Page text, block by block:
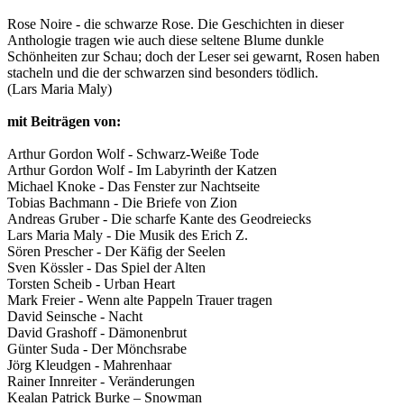
Rose Noire - die schwarze Rose. Die Geschichten in dieser
Anthologie tragen wie auch diese seltene Blume dunkle
Schönheiten zur Schau; doch der Leser sei gewarnt, Rosen haben
stacheln und die der schwarzen sind besonders tödlich.
(Lars Maria Maly)
mit Beiträgen von:
Arthur Gordon Wolf - Schwarz-Weiße Tode
Arthur Gordon Wolf - Im Labyrinth der Katzen
Michael Knoke - Das Fenster zur Nachtseite
Tobias Bachmann - Die Briefe von Zion
Andreas Gruber - Die scharfe Kante des Geodreiecks
Lars Maria Maly - Die Musik des Erich Z.
Sören Prescher - Der Käfig der Seelen
Sven Kössler - Das Spiel der Alten
Torsten Scheib - Urban Heart
Mark Freier - Wenn alte Pappeln Trauer tragen
David Seinsche - Nacht
David Grashoff - Dämonenbrut
Günter Suda - Der Mönchsrabe
Jörg Kleudgen - Mahrenhaar
Rainer Innreiter - Veränderungen
Kealan Patrick Burke – Snowman